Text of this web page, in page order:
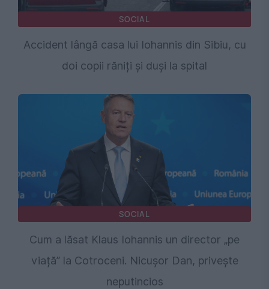
SOCIAL
Accident lângă casa lui Iohannis din Sibiu, cu
doi copii răniți și duși la spital
SOCIAL
Cum a lăsat Klaus Iohannis un director „pe
viață” la Cotroceni. Nicușor Dan, privește
neputincios